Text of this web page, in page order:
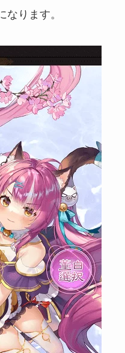
ります。